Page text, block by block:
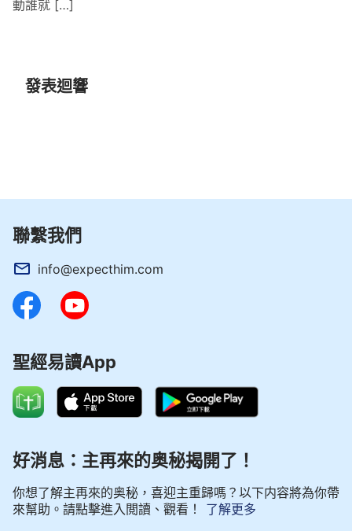
動誰就 […]
發表迴響
聯繫我們
info@expecthim.com
聖經易讀App
好消息：主再來的奥秘揭開了！
你想了解主再來的奥秘，喜迎主重歸嗎？以下内容將為你帶
來幫助。請點擊進入閲讀、觀看！
了解更多